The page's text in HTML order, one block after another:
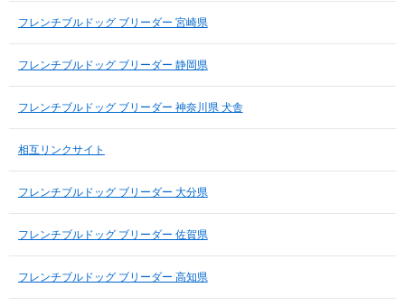
フレンチブルドッグ ブリーダー 宮崎県
フレンチブルドッグ ブリーダー 静岡県
フレンチブルドッグ ブリーダー 神奈川県 犬舎
相互リンクサイト
フレンチブルドッグ ブリーダー 大分県
フレンチブルドッグ ブリーダー 佐賀県
フレンチブルドッグ ブリーダー 高知県